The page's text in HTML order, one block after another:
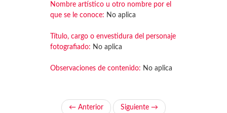
Nombre artístico u otro nombre por el
que se le conoce: No aplica
Título, cargo o envestidura del personaje
fotografiado: No aplica
Observaciones de contenido: No aplica
← Anterior Siguiente →